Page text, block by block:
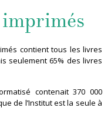
contient tous les livres
seulement 65% des livres
contenait 370 000
de l’Institut est la seule à